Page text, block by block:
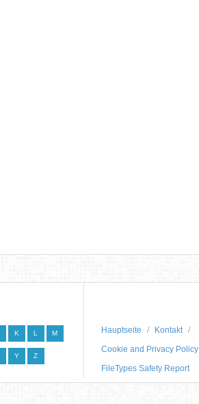
K L M
Y Z
Hauptseite
Kontakt
Cookie and Privacy Policy
FileTypes Safety Report